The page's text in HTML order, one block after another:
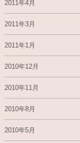
2011年4月
2011年3月
2011年1月
2010年12月
2010年11月
2010年8月
2010年5月